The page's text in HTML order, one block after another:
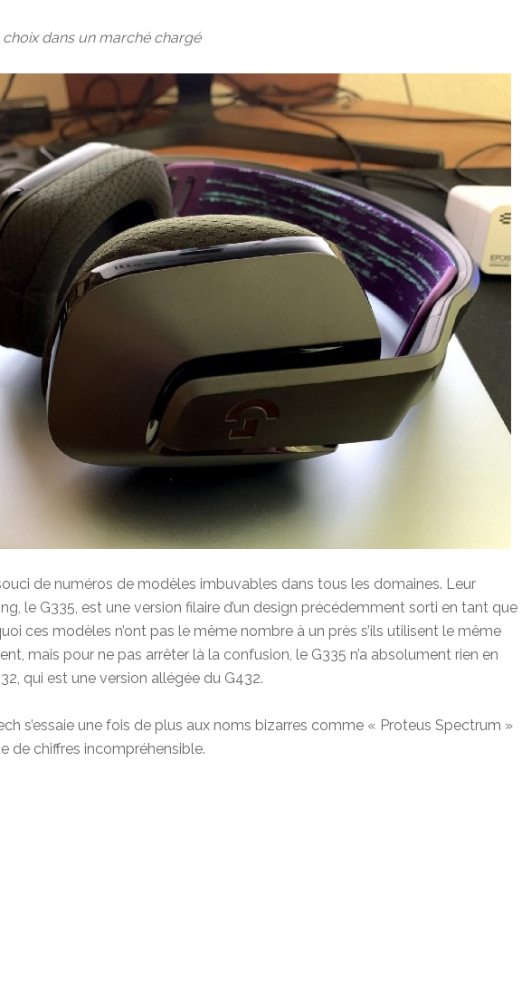
dans un marché chargé
de numéros de modèles imbuvables dans tous les domaines. Leur
le G335, est une version filaire d’un design précédemment sorti en tant que
ces modèles n’ont pas le même nombre à un près s’ils utilisent le même
mais pour ne pas arrêter là la confusion, le G335 n’a absolument rien en
qui est une version allégée du G432.
s’essaie une fois de plus aux noms bizarres comme « Proteus Spectrum »
de chiffres incompréhensible.